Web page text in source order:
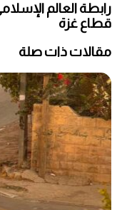
رابطة العالم
قطاع غزة
مقالات ذات صلة